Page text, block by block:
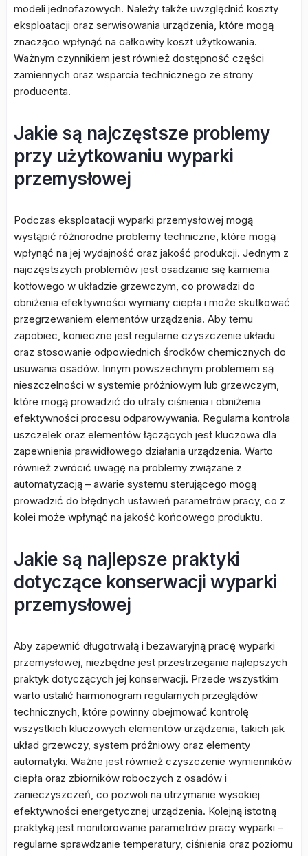
modeli jednofazowych. Należy także uwzględnić koszty
eksploatacji oraz serwisowania urządzenia, które mogą
znacząco wpłynąć na całkowity koszt użytkowania.
Ważnym czynnikiem jest również dostępność części
zamiennych oraz wsparcia technicznego ze strony
producenta.
Jakie są najczęstsze problemy
przy użytkowaniu wyparki
przemysłowej
Podczas eksploatacji wyparki przemysłowej mogą
wystąpić różnorodne problemy techniczne, które mogą
wpłynąć na jej wydajność oraz jakość produkcji. Jednym z
najczęstszych problemów jest osadzanie się kamienia
kotłowego w układzie grzewczym, co prowadzi do
obniżenia efektywności wymiany ciepła i może skutkować
przegrzewaniem elementów urządzenia. Aby temu
zapobiec, konieczne jest regularne czyszczenie układu
oraz stosowanie odpowiednich środków chemicznych do
usuwania osadów. Innym powszechnym problemem są
nieszczelności w systemie próżniowym lub grzewczym,
które mogą prowadzić do utraty ciśnienia i obniżenia
efektywności procesu odparowywania. Regularna kontrola
uszczelek oraz elementów łączących jest kluczowa dla
zapewnienia prawidłowego działania urządzenia. Warto
również zwrócić uwagę na problemy związane z
automatyzacją – awarie systemu sterującego mogą
prowadzić do błędnych ustawień parametrów pracy, co z
kolei może wpłynąć na jakość końcowego produktu.
Jakie są najlepsze praktyki
dotyczące konserwacji wyparki
przemysłowej
Aby zapewnić długotrwałą i bezawaryjną pracę wyparki
przemysłowej, niezbędne jest przestrzeganie najlepszych
praktyk dotyczących jej konserwacji. Przede wszystkim
warto ustalić harmonogram regularnych przeglądów
technicznych, które powinny obejmować kontrolę
wszystkich kluczowych elementów urządzenia, takich jak
układ grzewczy, system próżniowy oraz elementy
automatyki. Ważne jest również czyszczenie wymienników
ciepła oraz zbiorników roboczych z osadów i
zanieczyszczeń, co pozwoli na utrzymanie wysokiej
efektywności energetycznej urządzenia. Kolejną istotną
praktyką jest monitorowanie parametrów pracy wyparki –
regularne sprawdzanie temperatury, ciśnienia oraz poziomu